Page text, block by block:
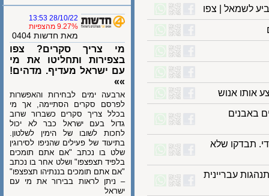
לשמאל | צפו
אנוש
תבדקו שלא
עבריינית
28/10/22 13:53
9.27% מהצפיות
מאת חדשות 0404
מי צריך סקרים? צפו
בצפירות ותחליטו את מי
עם ישראל מעדיף. מדהים!
ארבעה ימים לבחירות והאפשרות
לפרסם סקרים הסתיימה, אך מי
בכלל צריך סקרים כשברור שרוב
גדול בעם ישראל כבר לא יכול
לחכות לשובו של הימין לשלטון.
בתיעוד של פעילים שהניפו לסירוגין
שלט בו נכתב "אם אתם תומכים
בלפיד תצפצפו" ושלט אחר בו נכתב
"אם אתם תומכים בננתיהו תצפצפו"
– ניתן לראות בבירור את מי עם
ישראל